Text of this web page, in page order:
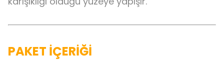
PAKET İÇERİĞİ